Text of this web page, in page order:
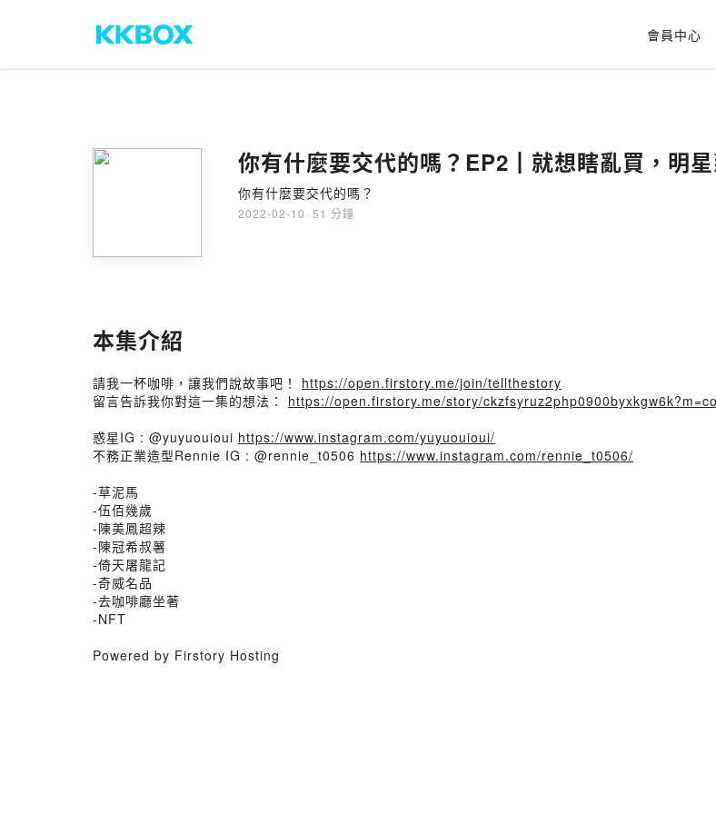
會員中心
你有什麼要交代的嗎？EP2┃就想瞎亂買，明
你有什麼要交代的嗎？
2022-02-10 · 51 分鐘
本集介紹
請我一杯咖啡，讓我們說故事吧！ https://open.firstory.me/join/tellthestory
留言告訴我你對這一集的想法： https://open.firstory.me/story/
惑星IG : @yuyuouioui https://www.instagram.com/yuyuouioui/
不務正業造型Rennie IG : @rennie_t0506 https://www.instagram.com/rennie_t0506/
-草泥馬
-伍佰幾歲
-陳美鳳超辣
-陳冠希叔薯
-倚天屠龍記
-奇威名品
-去咖啡廳坐著
-NFT
Powered by Firstory Hosting